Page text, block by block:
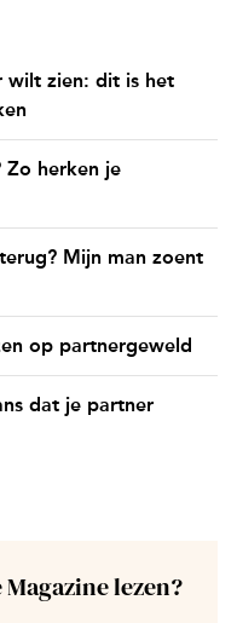
wilt zien: dit is het
herken je
Mijn man zoent
op partnergeweld
dat je partner
lezen?